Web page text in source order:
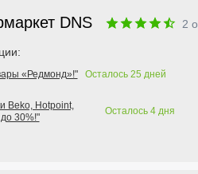
DNS 2
«Редмонд»!" Осталось 25 дней
Beko, Hotpoint,
30%!"
Осталось 4дня